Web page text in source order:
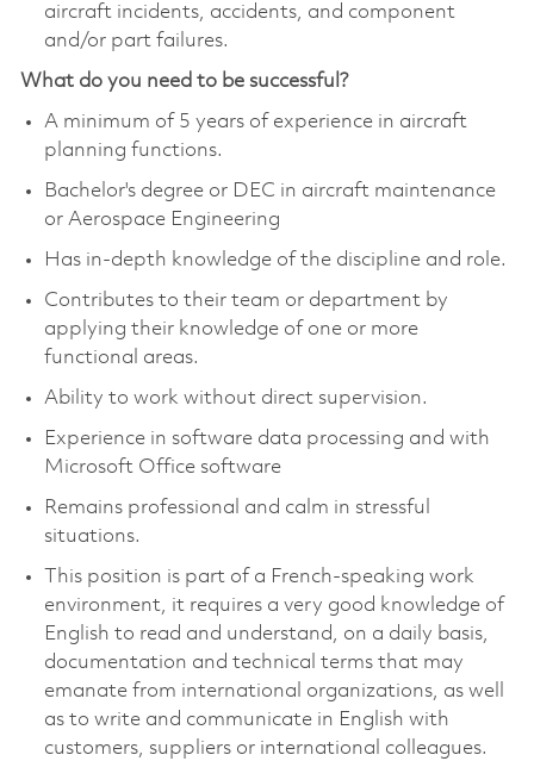
aircraft incidents, accidents, and component
and/or part failures.
What do you need to be successful?
A minimum of 5 years of experience in aircraft
planning functions.
Bachelor's degree or DEC in aircraft maintenance
or Aerospace Engineering
Has in-depth knowledge of the discipline and role.
Contributes to their team or department by
applying their knowledge of one or more
functional areas.
Ability to work without direct supervision.
Experience in software data processing and with
Microsoft Office software
Remains professional and calm in stressful
situations.
This position is part of a French-speaking work
environment, it requires a very good knowledge of
English to read and understand, on a daily basis,
documentation and technical terms that may
emanate from international organizations, as well
as to write and communicate in English with
customers, suppliers or international colleagues.